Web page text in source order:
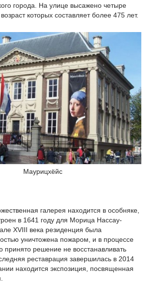
города. На улице высажено четыре
которых составляет более 475 лет.
Маурицхёйс
галерея находится в особняке,
в 1641 году для Морица Нассау-
XVIII века резиденция была
уничтожена пожаром, и в процессе
принято решение не восстанавливать
реставрация завершилась в 2014
находится экспозиция, посвященная